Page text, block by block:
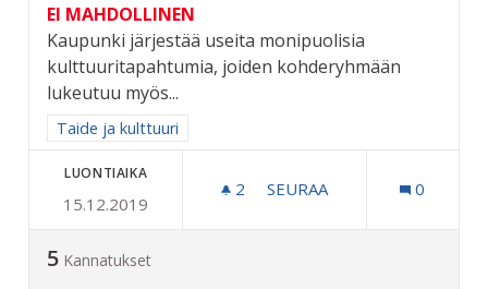
EI MAHDOLLINEN
Kaupunki järjestää useita monipuolisia
kulttuuritapahtumia, joiden kohderyhmään
lukeutuu myös...
Rajaa tulokset aihepiirin mukaan: Taide ja kulttuuri
Taide ja kulttuuri
LUONTIAIKA
15.12.2019
2 2 SEURAAJAA
SEURAA 0
5 Kannatukset